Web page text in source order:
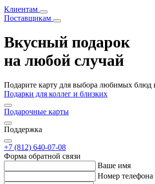
Клиентам
Поставщикам
Вкусный подарок
на любой случай
Подарите карту для выбора любимых блюд
Подарки для коллег и близких
Подарочные карты
Поддержка
+7 (812) 640-07-08
Форма обратной связи
Ваше имя
Номер телефона